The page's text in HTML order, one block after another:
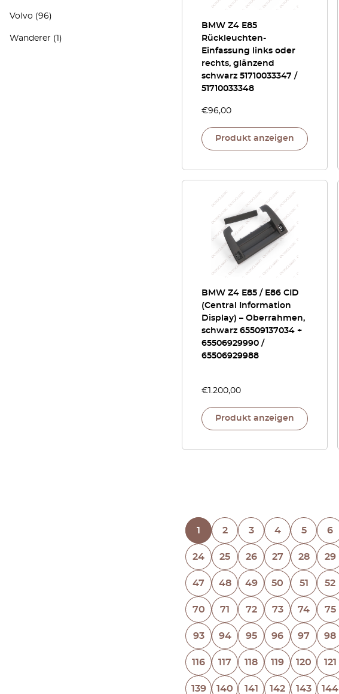
Volvo (96)
Wanderer (1)
BMW Z4 E85
Rückleuchten-
Einfassung links oder
rechts, glänzend
schwarz 51710033347 /
51710033348
€96,00
Produkt anzeigen
BMW Z4 E85 / E86 CID
(Central Information
Display) – Oberrahmen,
schwarz 65509137034 +
65506929990 /
65506929988
€ 1.200,00
Produkt anzeigen
1 2 3 4 5 6
24 25 26 27 28 29
47 48 49 50 51 52
70 71 72 73 74 75
93 94 95 96 97 98
116 117 118 119 120 121
139 140 141 142 143 144